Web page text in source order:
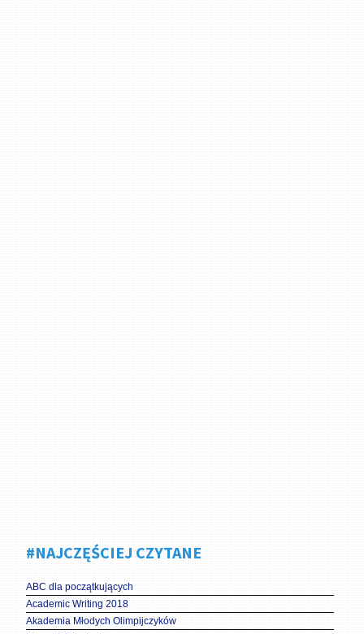
#NAJCZĘŚCIEJ CZYTANE
ABC dla początkujących
Academic Writing 2018
Akademia Młodych Olimpijczyków